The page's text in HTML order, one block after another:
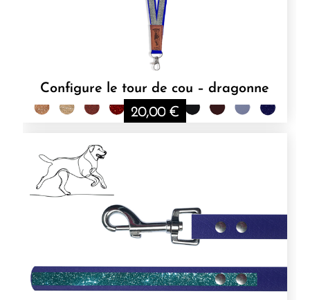
Configure le tour de cou – dragonne
20,00 €